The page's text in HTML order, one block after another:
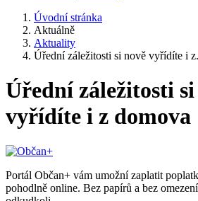
Úvodní stránka
Aktuálně
Aktuality
Úřední záležitosti si nově vyřídíte i
Úřední záležitosti si
vyřídíte i z domova
Portál Občan+ vám umožní zaplatit
pohodlně online. Bez papírů a bez